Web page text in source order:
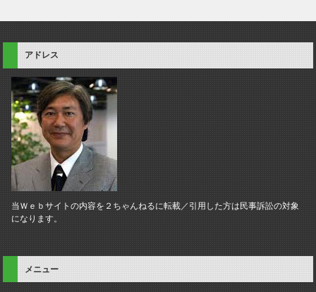
アドレス
当Ｗｅｂサイトの内容を２ちゃんねるに転載／引用した方は民事訴訟の対象
になります。
メニュー